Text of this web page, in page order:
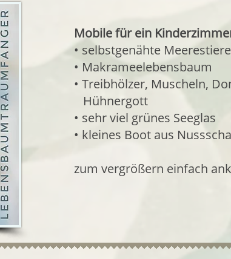
Mobile für ein
• selbstgenähte Meerestiere
• Makrameelebensbaum
• Treibhölzer, Muscheln,
​ Hühnergott
• sehr viel grünes Seeglas
• kleines Boot aus
zum vergrößern einfach